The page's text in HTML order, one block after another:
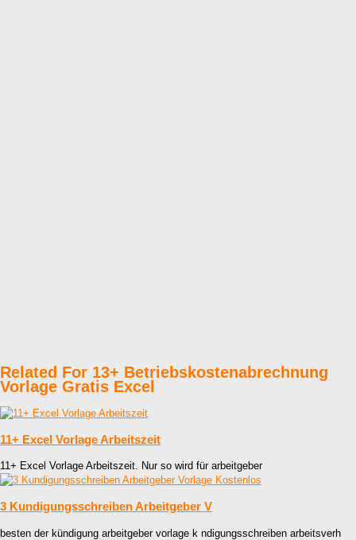
Related For 13+ Betriebskostenabrechnung
Vorlage Gratis Excel
11+ Excel Vorlage Arbeitszeit
11+ Excel Vorlage Arbeitszeit. Nur so wird für arbeitgeber
3 Kundigungsschreiben Arbeitgeber V
besten der kündigung arbeitgeber vorlage k ndigungsschreiben arbeitsverh